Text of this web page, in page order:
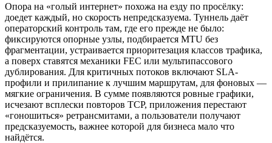
Опора на «голый интернет» похожа на езду по просёлку:
доедет каждый, но скорость непредсказуема. Туннель даёт
операторский контроль там, где его прежде не было:
фиксируются опорные узлы, подбирается MTU без
фрагментации, устраивается приоритезация классов трафика,
а поверх ставятся механики FEC или мультипассового
дублирования. Для критичных потоков включают SLA-
профили и прилипание к лучшим маршрутам, для фоновых —
мягкие ограничения. В сумме появляются ровные графики,
исчезают всплески повторов TCP, приложения перестают
«гоношиться» ретрансмитами, а пользователи получают
предсказуемость, важнее которой для бизнеса мало что
найдётся.